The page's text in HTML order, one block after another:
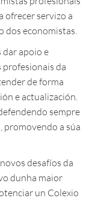
ofrecer servizo a
dos economistas.
dar apoio e
da
de forma
e actualización.
sempre
promovendo a súa
desafíos da
dunha maior
un Colexio